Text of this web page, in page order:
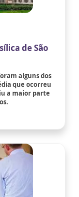
de São
alguns dos
que ocorreu
a maior parte